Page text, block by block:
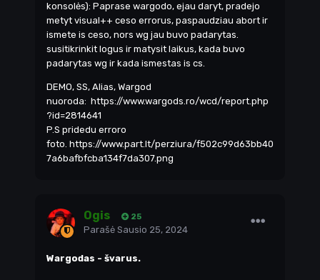
konsolės): Paprase wargodo, ejau daryt, pradejo
metyt visual++ ceso errorus, paspaudziau abort ir
ismete is ceso, nors wg jau buvo padarytas.
susitikrinkit logus ir matysit laikus, kada buvo
padarytas wg ir kada ismestas is cs.
DEMO, SS, Alias, Wargod
nuoroda: https://www.wargods.ro/wcd/report.php
?id=2814641
P.S pridedu erroro
foto. https://www.part.lt/perziura/f502c99d63bb40
7a6bafbfcba134f7da307.png
Ogis 25
Parašė Sausio 25, 2024
Wargodas - švarus.